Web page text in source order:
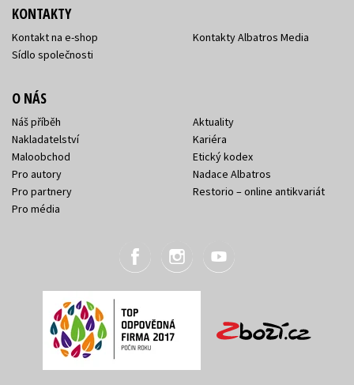
KONTAKTY
Kontakt na e-shop
Sídlo společnosti
Kontakty Albatros Media
O NÁS
Náš příběh
Nakladatelství
Maloobchod
Pro autory
Pro partnery
Pro média
Aktuality
Kariéra
Etický kodex
Nadace Albatros
Restorio – online antikvariát